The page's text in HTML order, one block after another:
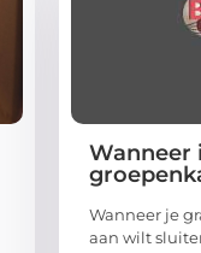
Wanneer
Wanneer je
aan wilt